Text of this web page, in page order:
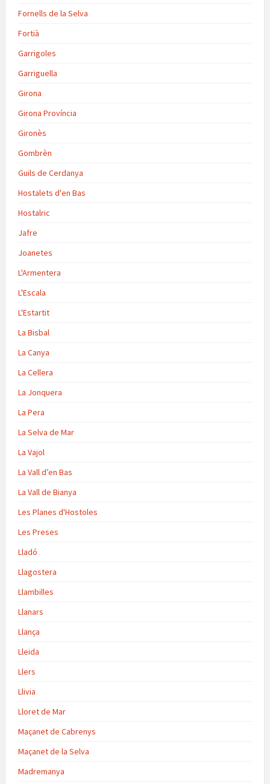
Fornells de la Selva
Fortià
Garrigoles
Garriguella
Girona
Girona Província
Gironès
Gombrèn
Guils de Cerdanya
Hostalets d'en Bas
Hostalric
Jafre
Joanetes
L'Armentera
L'Escala
L'Estartit
La Bisbal
La Canya
La Cellera
La Jonquera
La Pera
La Selva de Mar
La Vajol
La Vall d’en Bas
La Vall de Bianya
Les Planes d'Hostoles
Les Preses
Lladó
Llagostera
Llambilles
Llanars
Llança
Lleida
Llers
Llivia
Lloret de Mar
Maçanet de Cabrenys
Maçanet de la Selva
Madremanya